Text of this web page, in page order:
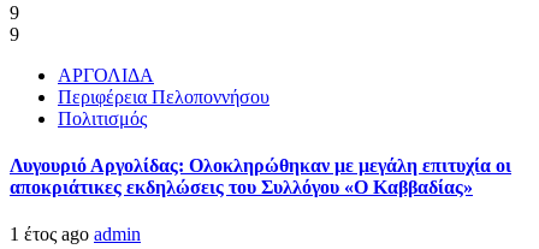
9
9
ΑΡΓΟΛΙΔΑ
Περιφέρεια Πελοποννήσου
Πολιτισμός
Λυγουριό Αργολίδας: Ολοκληρώθηκαν με μεγάλη επιτυχία οι
αποκριάτικες εκδηλώσεις του Συλλόγου «Ο Καββαδίας»
1 έτος ago admin